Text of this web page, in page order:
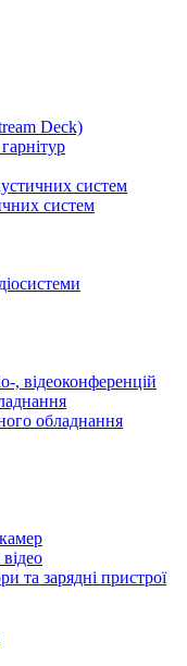
Deck)
систем
систем
, відеоконференцій
обладнання
та зарядні пристрої